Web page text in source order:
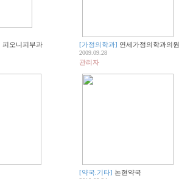
피오니피부과 [가정의학과] 연세가정의학과의원
2009.09.28
관리자
[약국.기타] 논현약국